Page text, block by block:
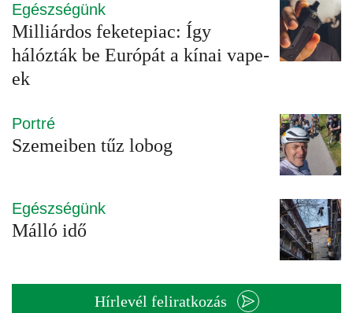
Egészségünk
Milliárdos feketepiac: Így
hálózták be Európát a kínai vape-
ek
Portré
Szemeiben tűz lobog
Egészségünk
Málló idő
Hírlevél feliratkozás